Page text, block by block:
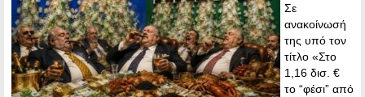
Σε
ανακοίνωσή
της υπό τον
τίτλο «Στο
1,16 δισ. €
το “φέσι” από